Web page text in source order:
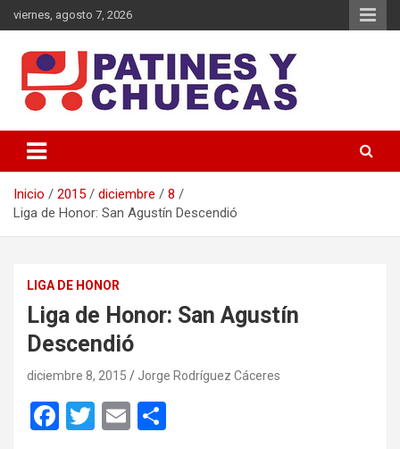
Saltar
al
viernes, agosto 7, 2026
Patines y Chuecas
Inicio 2015 diciembre
8
Liga de Honor: San Agustín Descendió
LIGA DE HONOR
Liga de Honor: San Agustín
Descendió
diciembre 8, 2015 Jorge Rodríguez Cáceres
F
T
E